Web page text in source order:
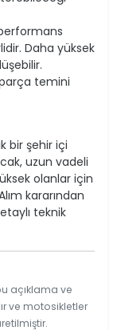
Daha yüksek
temini
bir şehir içi
uzun vadeli
olanlar için
kararından
teknik
açıklama ve
ve motosikletler